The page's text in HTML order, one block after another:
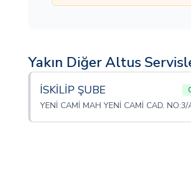
Yakın Diğer Altus
İSKİLİP ŞUBE
YENİ CAMİ MAH YENİ CAMİ CAD. NO:3/